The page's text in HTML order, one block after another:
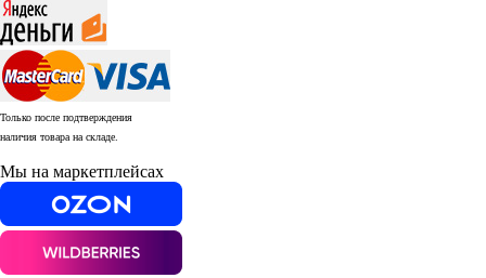
Только после подтверждения
наличия товара на складе.
Мы на маркетплейсах